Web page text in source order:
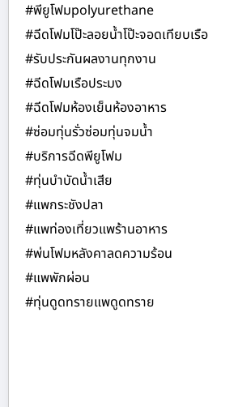
#พียูโฟมpolyurethane
#ฉีดโฟมโป๊ะลอยน้ำโป๊ะจอดเทียบเรือ
#รับประกันผลงานทุกงาน
#ฉีดโฟมเรือประมง
#ฉีดโฟมห้องเย็นห้องอาหาร
#ซ่อมทุ่นรั่วซ่อมทุ่นจมน้ำ
#บริการฉีดพียูโฟม
#ทุ่นบำบัดน้ำเสีย
#แพกระชังปลา
#แพท่องเที่ยวแพร้านอาหาร
#พ่นโฟมหลังคาลดความร้อน
#แพพักผ่อน
#ทุ่นดูดทรายแพดูดทราย